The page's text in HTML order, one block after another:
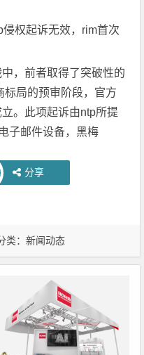
权起诉无效，rim首次
，前者取得了突破性的
标局的预审阶段，官方
。此项起诉由ntp所提
子邮件设备，黑梅
分享
类：新闻动态